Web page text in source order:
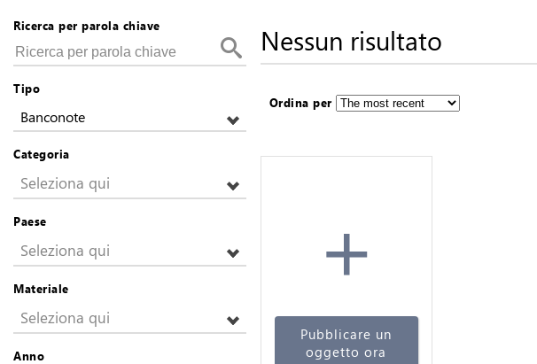
Ricerca per parola chiave
Tipo
Banconote
Categoria
Seleziona qui
Paese
Seleziona qui
Materiale
Seleziona qui
Anno
Nessun risultato
Ordina per
+
Pubblicare un
oggetto ora